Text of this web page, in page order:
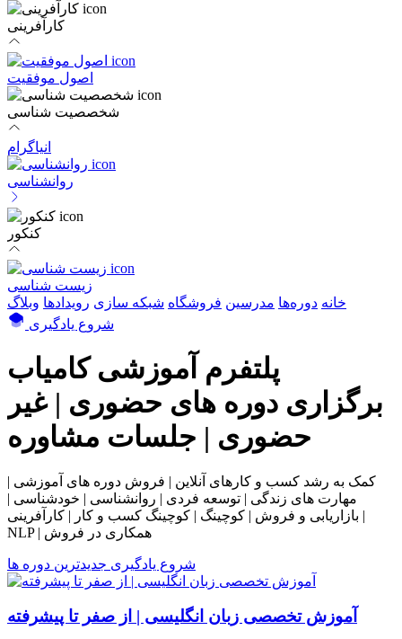
کارآفرینی
اصول موفقیت
شخصصیت شناسی
انیاگرام
روانشناسی
کنکور
زیست شناسی
خانه دوره‌ها مدرسین فروشگاه شبکه سازی رویداد‌ها وبلاگ
شروع یادگیری
پلتفرم آموزشی کامیاب
برگزاری دوره های حضوری | غیر
حضوری | جلسات مشاوره
کمک به رشد کسب و کارهای آنلاین | فروش دوره های آموزشی |
مهارت های زندگی | توسعه فردی | روانشناسی | خودشناسی |
بازاریابی و فروش | کوچینگ | کوچینگ کسب و کار | کارآفرینی |
NLP | همکاری در فروش
شروع یادگیری جدیدترین دوره ها
آموزش تخصصی زبان انگلیسی | از صفر تا پیشرفته